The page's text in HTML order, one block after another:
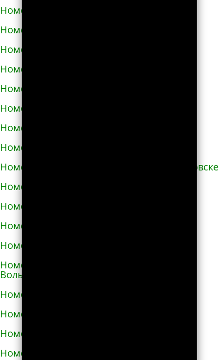
Номера телефонов такси в Бродах
Номера телефонов такси в Бурштыне
Номера телефонов такси в Буче
Номера телефонов такси в Бучаче
Номера телефонов такси в Вараше
Номера телефонов такси в Васильевке
Номера телефонов такси в Василькове
Номера телефонов такси в Ватутино
Номера телефонов такси в Верхнеднепровске
Номера телефонов такси в Винниках
Номера телефонов такси в Виннице
Номера телефонов такси в Виноградове
Номера телефонов такси в Вишнёвом
Номера телефонов такси во Владимире-
Волынском
Номера телефонов такси в Вознесенске
Номера телефонов такси в Волочиске
Номера телефонов такси в Вольногорске
Номера телефонов такси в Вольнянске